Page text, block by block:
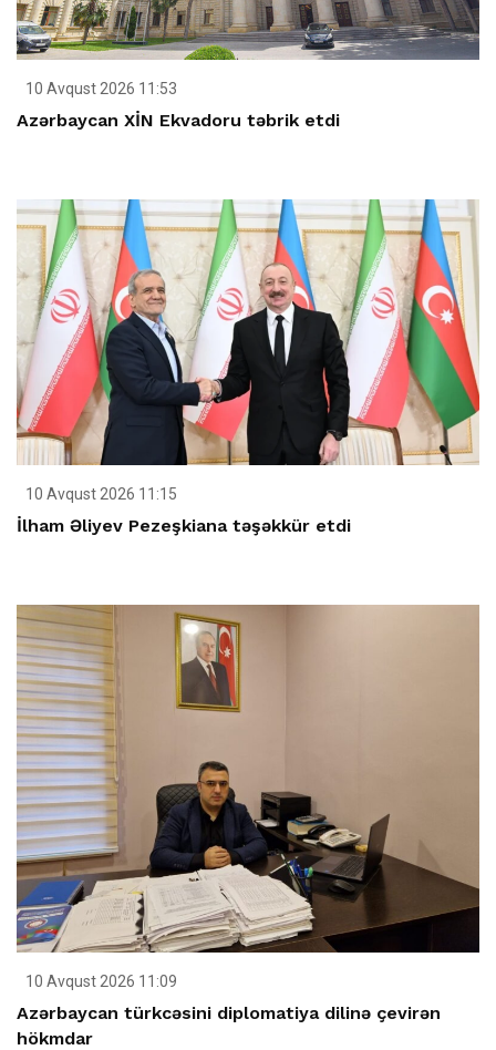
10 Avqust 2026 11:53
Azərbaycan XİN Ekvadoru təbrik etdi
10 Avqust 2026 11:15
İlham Əliyev Pezeşkiana təşəkkür etdi
10 Avqust 2026 11:09
Azərbaycan türkcəsini diplomatiya dilinə çevirən
hökmdar